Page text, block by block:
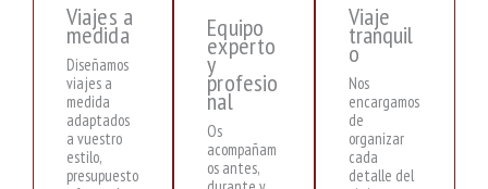
Viajes a
medida
Diseñamos
viajes a
medida
adaptados
a vuestro
estilo,
presupuesto
Equipo
experto
y
profesio
nal
Os
acompañam
os antes,
Viaje
tranquil
o
Nos
encargamos
de
organizar
cada
detalle del